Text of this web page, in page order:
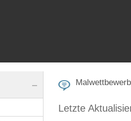
Malwettbewerb
Letzte